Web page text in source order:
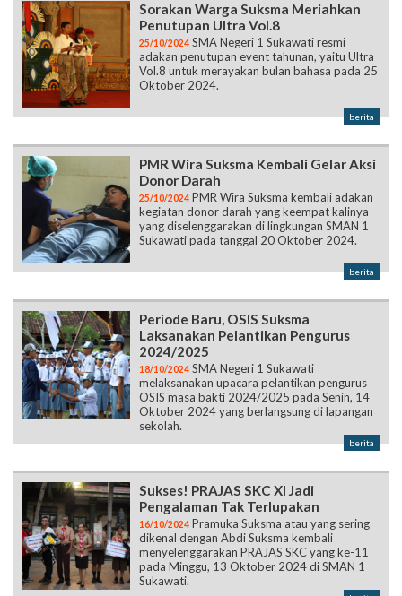
Sorakan Warga Suksma Meriahkan
Penutupan Ultra Vol.8
25/10/2024 SMA Negeri 1 Sukawati resmi
adakan penutupan event tahunan, yaitu Ultra
Vol.8 untuk merayakan bulan bahasa pada 25
Oktober 2024.
berita
PMR Wira Suksma Kembali Gelar Aksi
Donor Darah
25/10/2024 PMR Wira Suksma kembali adakan
kegiatan donor darah yang keempat kalinya
yang diselenggarakan di lingkungan SMAN 1
Sukawati pada tanggal 20 Oktober 2024.
berita
Periode Baru, OSIS Suksma
Laksanakan Pelantikan Pengurus
2024/2025
18/10/2024 SMA Negeri 1 Sukawati
melaksanakan upacara pelantikan pengurus
OSIS masa bakti 2024/2025 pada Senin, 14
Oktober 2024 yang berlangsung di lapangan
sekolah.
berita
Sukses! PRAJAS SKC XI Jadi
Pengalaman Tak Terlupakan
16/10/2024 Pramuka Suksma atau yang sering
dikenal dengan Abdi Suksma kembali
menyelenggarakan PRAJAS SKC yang ke-11
pada Minggu, 13 Oktober 2024 di SMAN 1
Sukawati.